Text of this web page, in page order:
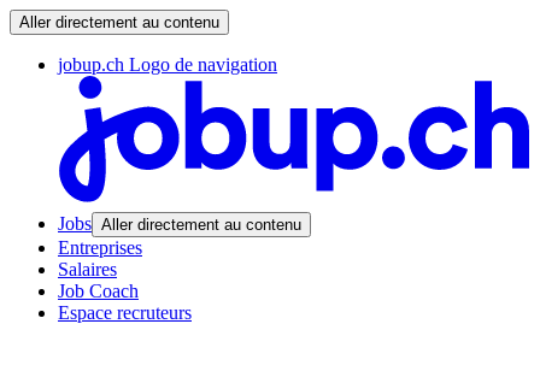
Aller directement au contenu
jobup.ch Logo de navigation
Jobs Aller directement au contenu
Entreprises
Salaires
Job Coach
Espace recruteurs